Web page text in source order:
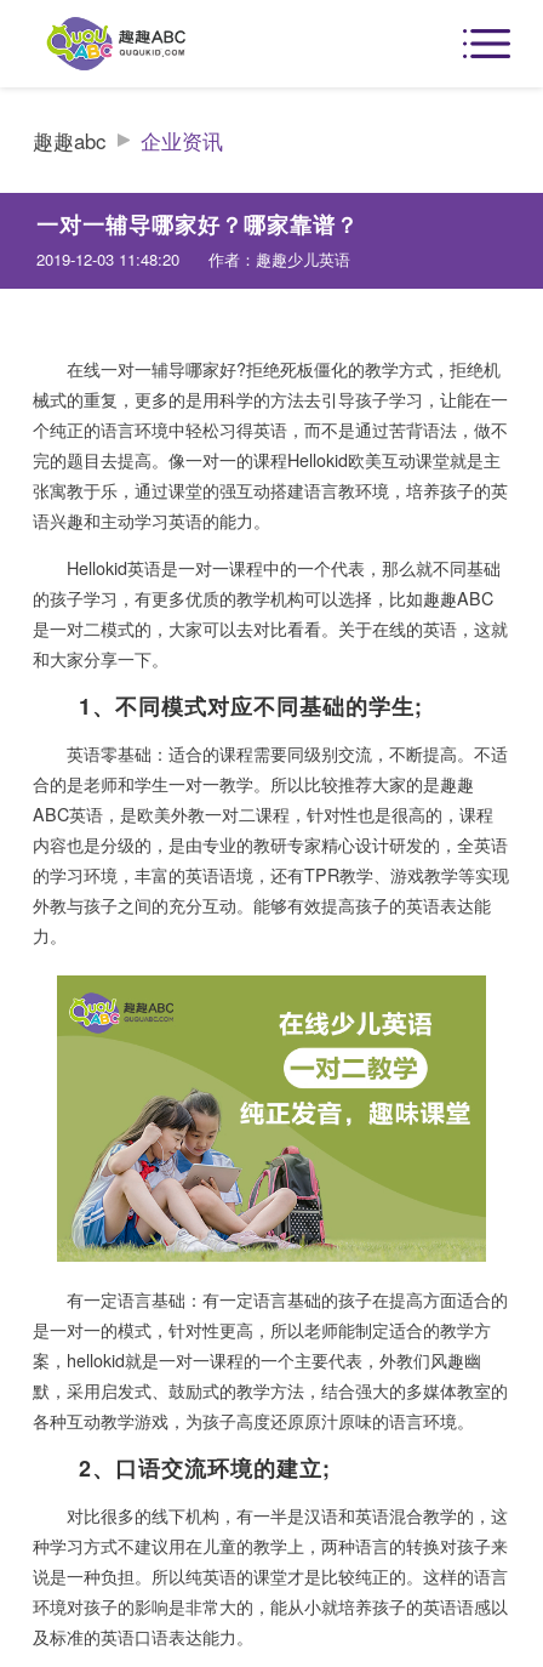
趣趣abc 企业资讯
一对一辅导哪家好？哪家靠谱？
2019-12-03 11:48:20 作者：趣趣少儿英语
在线一对一辅导哪家好?拒绝死板僵化的教学方式，拒绝机
械式的重复，更多的是用科学的方法去引导孩子学习，让能在一
个纯正的语言环境中轻松习得英语，而不是通过苦背语法，做不
完的题目去提高。像一对一的课程Hellokid欧美互动课堂就是主
张寓教于乐，通过课堂的强互动搭建语言教环境，培养孩子的英
语兴趣和主动学习英语的能力。
Hellokid英语是一对一课程中的一个代表，那么就不同基础
的孩子学习，有更多优质的教学机构可以选择，比如趣趣ABC
是一对二模式的，大家可以去对比看看。关于在线的英语，这就
和大家分享一下。
1、不同模式对应不同基础的学生;
英语零基础：适合的课程需要同级别交流，不断提高。不适
合的是老师和学生一对一教学。所以比较推荐大家的是趣趣
ABC英语，是欧美外教一对二课程，针对性也是很高的，课程
内容也是分级的，是由专业的教研专家精心设计研发的，全英语
的学习环境，丰富的英语语境，还有TPR教学、游戏教学等实现
外教与孩子之间的充分互动。能够有效提高孩子的英语表达能
力。
有一定语言基础：有一定语言基础的孩子在提高方面适合的
是一对一的模式，针对性更高，所以老师能制定适合的教学方
案，hellokid就是一对一课程的一个主要代表，外教们风趣幽
默，采用启发式、鼓励式的教学方法，结合强大的多媒体教室的
各种互动教学游戏，为孩子高度还原原汁原味的语言环境。
2、口语交流环境的建立;
对比很多的线下机构，有一半是汉语和英语混合教学的，这
种学习方式不建议用在儿童的教学上，两种语言的转换对孩子来
说是一种负担。所以纯英语的课堂才是比较纯正的。这样的语言
环境对孩子的影响是非常大的，能从小就培养孩子的英语语感以
及标准的英语口语表达能力。